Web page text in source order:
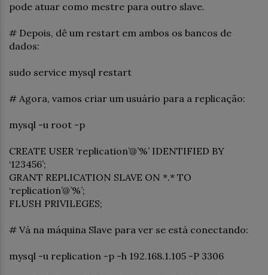
pode atuar como mestre para outro slave.
# Depois, dê um restart em ambos os bancos de
dados:
sudo service mysql restart
# Agora, vamos criar um usuário para a replicação:
mysql -u root -p
CREATE USER ‘replication’@’%’ IDENTIFIED BY
‘123456’;
GRANT REPLICATION SLAVE ON *.* TO
‘replication’@’%’;
FLUSH PRIVILEGES;
# Vá na máquina Slave para ver se está conectando:
mysql -u replication -p -h 192.168.1.105 -P 3306